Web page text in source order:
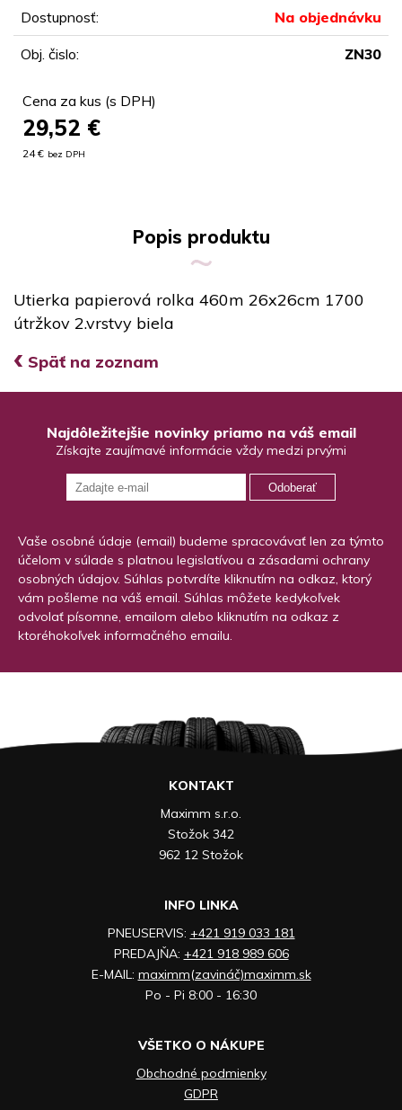
Dostupnosť: Na objednávku
Obj. čislo: ZN30
Cena za kus (s DPH)
29,52 €
24 € bez DPH
Popis produktu
Utierka papierová rolka 460m 26x26cm 1700
útržkov 2.vrstvy biela
‹ Späť na zoznam
Najdôležitejšie novinky priamo na váš email
Získajte zaujímavé informácie vždy medzi prvými
Odoberať
Vaše osobné údaje (email) budeme spracovávať len za týmto
účelom v súlade s platnou legislatívou a zásadami ochrany
osobných údajov. Súhlas potvrdíte kliknutím na odkaz, ktorý
vám pošleme na váš email. Súhlas môžete kedykoľvek
odvolať písomne, emailom alebo kliknutím na odkaz z
ktoréhokoľvek informačného emailu.
KONTAKT
Maximm s.r.o.
Stožok 342
962 12 Stožok
INFO LINKA
PNEUSERVIS: +421 919 033 181
PREDAJŇA: +421 918 989 606
E-MAIL: maximm(zavináč)maximm.sk
Po - Pi 8:00 - 16:30
VŠETKO O NÁKUPE
Obchodné podmienky
GDPR